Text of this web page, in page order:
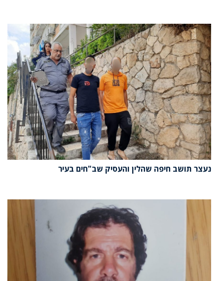
נעצר תושב חיפה שהלין והעסיק שב"חים בעיר